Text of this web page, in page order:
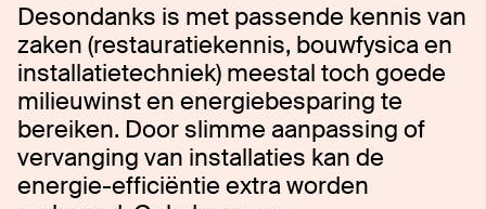
Desondanks is met passende kennis van
zaken (restauratiekennis, bouwfysica en
installatietechniek) meestal toch goede
milieuwinst en energiebesparing te
bereiken. Door slimme aanpassing of
vervanging van installaties kan de
energie-efficiëntie extra worden